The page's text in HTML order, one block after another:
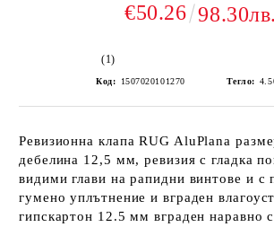
€50.26 98.30лв.
(1)
Код: 1507020101270 Тегло:
Ревизионна клапа RUG AluPlana
дебелина 12,5 мм, ревизия с гладка
видими глави на рапидни винтове и с
гумено уплътнение и вграден
гипскартон 12.5 мм вграден наравно